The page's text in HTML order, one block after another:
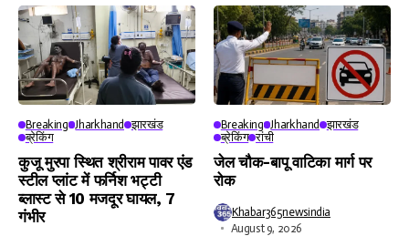
Breaking Jharkhand
झारखंड
ब्रेकिंग
कुजू मुरपा स्थित श्रीराम पावर एंड
स्टील प्लांट में फर्निश भट्टी
ब्लास्ट से 10 मजदूर घायल, 7
गंभीर
Breaking Jharkhand
झारखंड
ब्रेकिंग रांची
जेल चौक-बापू वाटिका मार्ग पर
रोक
Khabar365newsindia
August 9, 2026